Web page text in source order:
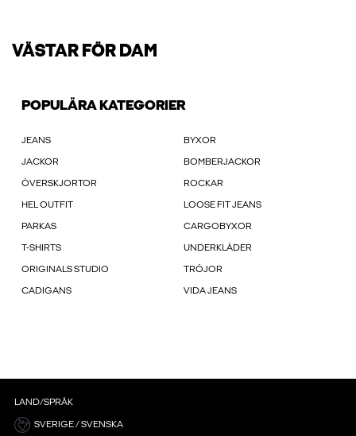
VÄSTAR FÖR DAM
POPULÄRA KATEGORIER
JEANS BYXOR
JACKOR BOMBERJACKOR
ÖVERSKJORTOR ROCKAR
HEL OUTFIT LOOSE FIT JEANS
PARKAS CARGOBYXOR
T-SHIRTS UNDERKLÄDER
ORIGINALS STUDIO TRÖJOR
CADIGANS VIDA JEANS
LAND/SPRÅK
SVERIGE / SVENSKA